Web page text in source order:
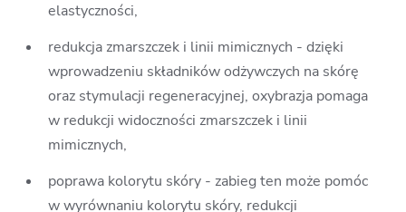
elastyczności,
redukcja zmarszczek i linii mimicznych - dzięki
wprowadzeniu składników odżywczych na skórę
oraz stymulacji regeneracyjnej, oxybrazja pomaga
w redukcji widoczności zmarszczek i linii
mimicznych,
poprawa kolorytu skóry - zabieg ten może pomóc
w wyrównaniu kolorytu skóry, redukcji